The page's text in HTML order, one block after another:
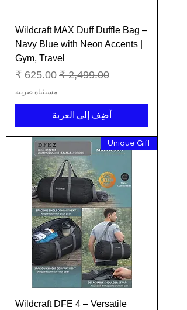
Wildcraft MAX Duff Duffle Bag –
Navy Blue with Neon Accents |
Gym, Travel
سعر عادي سعر البيع
مستثناة ضريبة
أضِف إلى العربة
Unique Gift
Wildcraft DFE 4 – Versatile